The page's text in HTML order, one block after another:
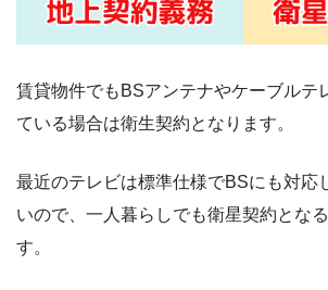
賃貸物件でもBSアンテナやケーブルテ
ている場合は衛生契約となります。
最近のテレビは標準仕様でBSにも対応
いので、一人暮らしでも衛星契約とな
す。